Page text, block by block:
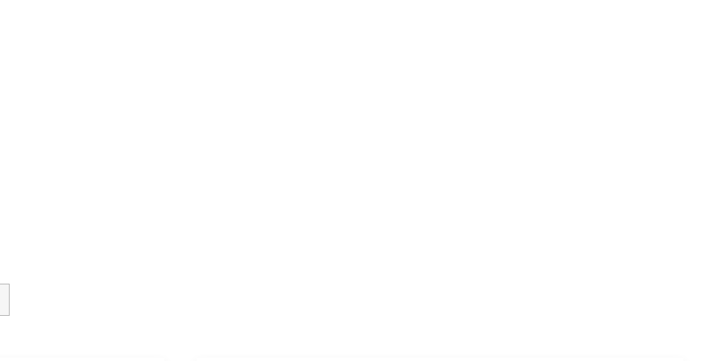
plocha stola je optimálne
je dodávaný stmievací
jas podľa potreby, ale
režimy osvetlenia.
ZigBee, možno ho
inteligentnej domácnosti
systému